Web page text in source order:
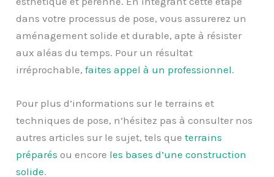
dans votre processus de pose, vous assurerez un
aménagement solide et durable, apte à résister
aux aléas du temps. Pour un résultat
irréprochable,faites appel à un professionnel.
Pour plus d’informations sur le terrains et
techniques de pose, n’hésitez pas à consulter nos
autres articles sur le sujet, tels queterrains
préparés ou encore les bases d’une construction
solide.